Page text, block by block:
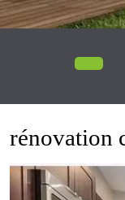
rénovation